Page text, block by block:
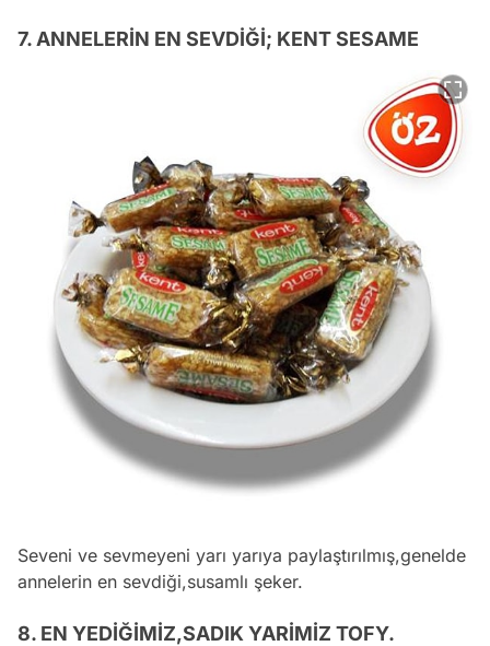
7. ANNELERİN EN SEVDİĞİ; KENT SESAME
Seveni ve sevmeyeni yarı yarıya paylaştırılmış,genelde
annelerin en sevdiği,susamlı şeker.
8. EN YEDİĞİMİZ,SADIK YARİMİZ TOFY.